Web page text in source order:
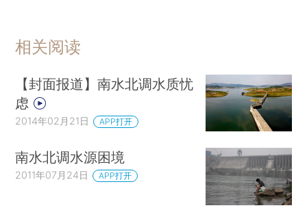
相关阅读
【封面报道】南水北调水质忧
虑
2014年02月21日 APP打开
南水北调水源困境
2011年07月24日 APP打开